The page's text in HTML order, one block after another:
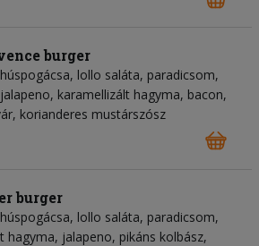
burger
lollo saláta, paradicsom,
karamellizált hagyma, bacon,
korianderes mustárszósz
burger
lollo saláta, paradicsom,
hagyma, jalapeno, pikáns kolbász,